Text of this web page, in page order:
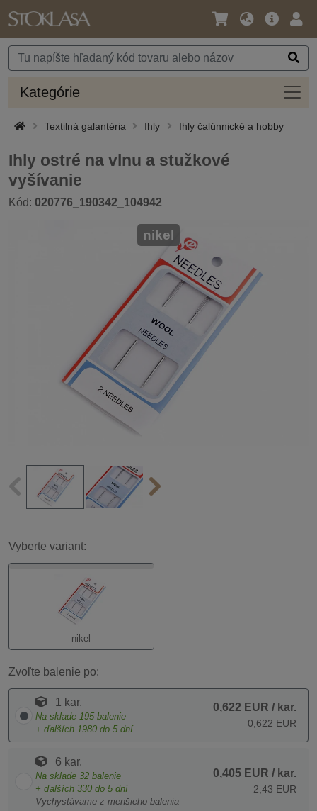
Jazyk
Mena
Hlavná
Kategórie
Textilná galantéria Ihly Ihly čalúnnické a hobby
Ihly ostré na vlnu a stužkové
vyšívanie
Kód: 020776_190342_104942
nikel
Vyberte variant:
nikel
Zvoľte balenie po:
1 kar.
Na sklade 195 balenie
+ ďalších 1980 do 5 dní
0,622 EUR / kar.
0,622 EUR
6 kar.
Na sklade 32 balenie
+ ďalších 330 do 5 dní
Vychystávame z menšieho balenia
0,405 EUR / kar.
2,43 EUR